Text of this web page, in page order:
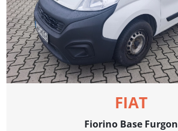
FIAT
Fiorino Base Furgon